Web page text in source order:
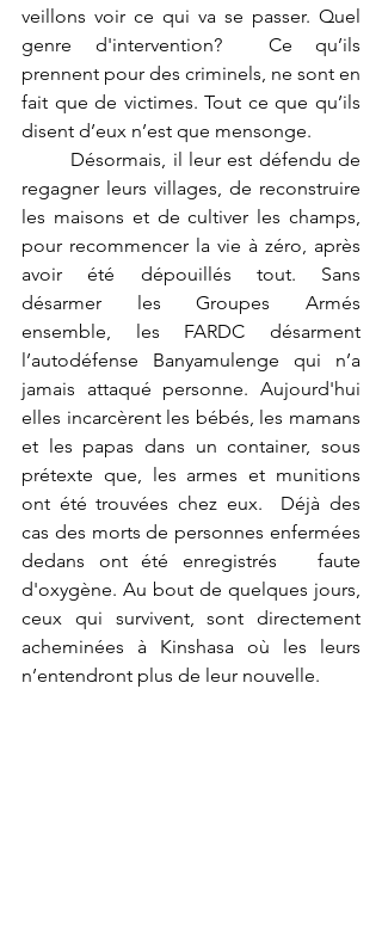
veillons voir ce qui va se passer. Quel
genre d'intervention?  Ce qu’ils
prennent pour des criminels, ne sont en
fait que de victimes. Tout ce que qu’ils
disent d’eux n’est que mensonge.
regagner leurs villages, de reconstruire
les maisons et de cultiver les champs,
pour recommencer la vie à zéro, après
avoir été dépouillés tout. Sans
désarmer les Groupes Armés
ensemble, les FARDC désarment
l’autodéfense Banyamulenge qui n’a
jamais attaqué personne. Aujourd'hui
elles incarcèrent les bébés, les mamans
et les papas dans un container, sous
prétexte que, les armes et munitions
ont été trouvées chez eux.  Déjà des
cas des morts de personnes enfermées
dedans ont été enregistrés   faute
d'oxygène. Au bout de quelques jours,
ceux qui survivent, sont directement
acheminées à Kinshasa où les leurs
n’entendront plus de leur nouvelle.